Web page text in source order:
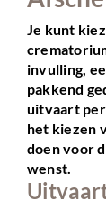
Je kunt
invulling,
pakkend
uitvaart
het kiezen
doen voor
wenst.